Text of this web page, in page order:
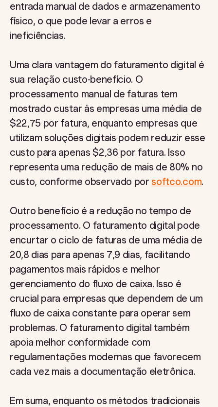
entrada manual de dados e armazenamento
físico, o que pode levar a erros e
ineficiências.
Uma clara vantagem do faturamento digital é
sua relação custo-benefício. O
processamento manual de faturas tem
mostrado custar às empresas uma média de
$22,75 por fatura, enquanto empresas que
utilizam soluções digitais podem reduzir esse
custo para apenas $2,36 por fatura. Isso
representa uma redução de mais de 80% no
custo, conforme observado por softco.com.
Outro benefício é a redução no tempo de
processamento. O faturamento digital pode
encurtar o ciclo de faturas de uma média de
20,8 dias para apenas 7,9 dias, facilitando
pagamentos mais rápidos e melhor
gerenciamento do fluxo de caixa. Isso é
crucial para empresas que dependem de um
fluxo de caixa constante para operar sem
problemas. O faturamento digital também
apoia melhor conformidade com
regulamentações modernas que favorecem
cada vez mais a documentação eletrônica.
Em suma, enquanto os métodos tradicionais